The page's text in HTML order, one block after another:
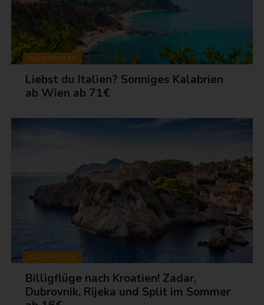
FLUGTICKETS
Liebst du Italien? Sonniges Kalabrien
ab Wien ab 71€
FLUGTICKETS
Billigflüge nach Kroatien! Zadar,
Dubrovnik, Rijeka und Split im Sommer